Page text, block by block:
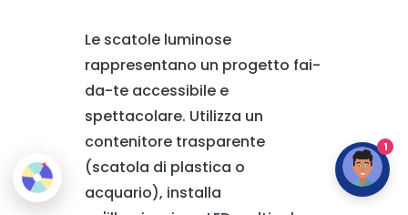
Le scatole luminose
rappresentano un progetto fai-
da-te accessibile e
spettacolare. Utilizza un
contenitore trasparente
(scatola di plastica o
acquario), installa
1